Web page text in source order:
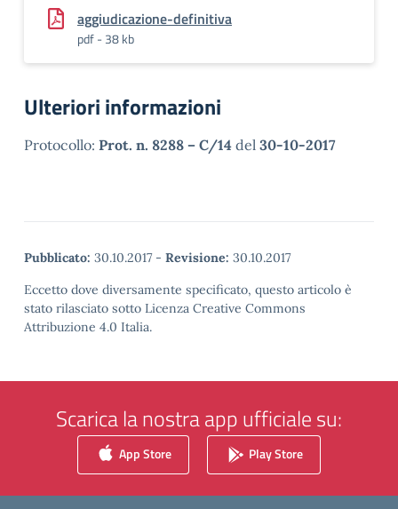
aggiudicazione-definitiva
pdf - 38 kb
Ulteriori informazioni
Protocollo: Prot. n. 8288 – C/14 del 30-10-2017
Pubblicato: 30.10.2017 - Revisione: 30.10.2017
Eccetto dove diversamente specificato, questo articolo è
stato rilasciato sotto Licenza Creative Commons
Attribuzione 4.0 Italia.
Scarica la nostra app ufficiale su:
App Store Play Store